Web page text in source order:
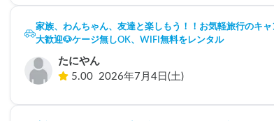
家族、わんちゃん、友達と楽しもう！！お気軽旅行のキ
大歓迎🐶ケージ無しOK、WIFI無料をレンタル
たにやん
5.00 2026年7月4日(土)